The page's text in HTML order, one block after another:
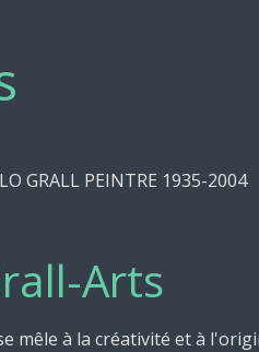
GRALL PEINTRE 1935-2004
Arts
mêle à la créativité et à